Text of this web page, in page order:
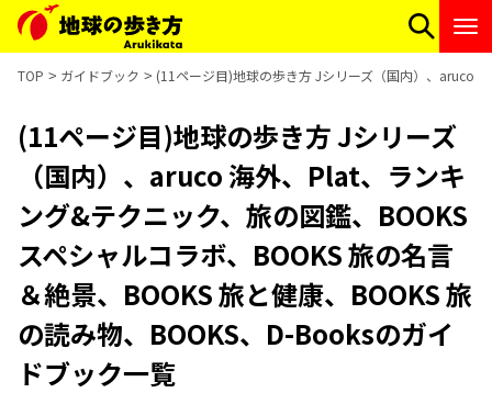
TOP ガイドブック (11ページ目)地球の歩き方 Jシリーズ（国内）、aruco
(11ページ目)地球の歩き方 Jシリーズ
（国内）、aruco 海外、Plat、ランキ
ング&テクニック、旅の図鑑、BOOKS
スペシャルコラボ、BOOKS 旅の名言
＆絶景、BOOKS 旅と健康、BOOKS 旅
の読み物、BOOKS、D-Booksのガイ
ドブック一覧